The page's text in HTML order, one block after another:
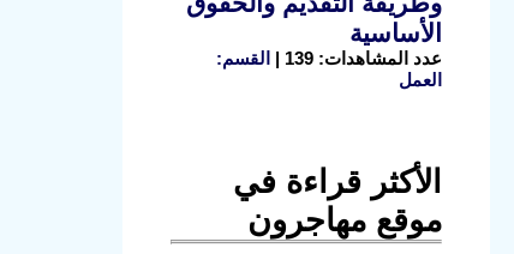
الأساسية
عدد المشاهدات: 139 |
القسم:
العمل
الأكثر قراءة في
موقع مهاجرون